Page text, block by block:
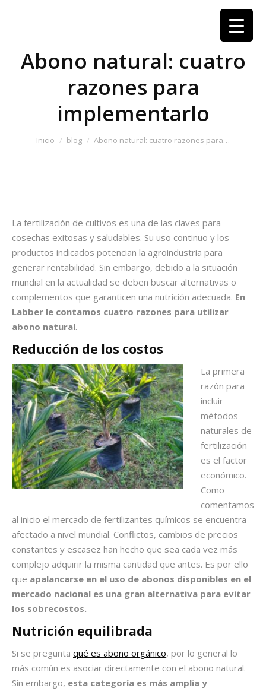
Abono natural: cuatro
razones para
implementarlo
Estás aquí:
Inicio blog Abono natural: cuatro razones para…
La fertilización de cultivos es una de las claves para
cosechas exitosas y saludables. Su uso continuo y los
productos indicados potencian la agroindustria para
generar rentabilidad. Sin embargo, debido a la situación
mundial en la actualidad se deben buscar alternativas o
complementos que garanticen una nutrición adecuada. En
Labber le contamos cuatro razones para utilizar
abono natural.
Reducción de los costos
La primera
razón para
incluir
métodos
naturales de
fertilización
es el factor
económico.
Como
comentamos
al inicio el mercado de fertilizantes químicos se encuentra
afectado a nivel mundial. Conflictos, cambios de precios
constantes y escasez han hecho que sea cada vez más
complejo adquirir la misma cantidad que antes. Es por ello
que apalancarse en el uso de abonos disponibles en el
mercado nacional es una gran alternativa para evitar
los sobrecostos.
Nutrición equilibrada
Si se pregunta qué es abono orgánico, por lo general lo
más común es asociar directamente con el abono natural.
Sin embargo, esta categoría es más amplia y